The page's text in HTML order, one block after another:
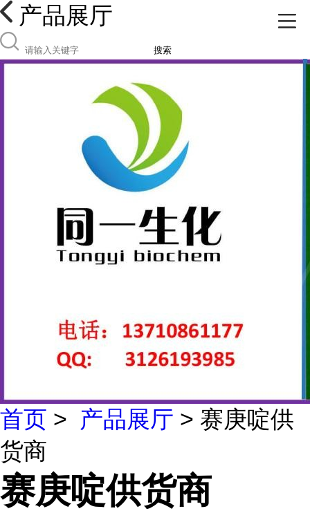
产品展厅
搜索
首页 > 产品展厅 > 赛庚啶供
货商
赛庚啶供货商